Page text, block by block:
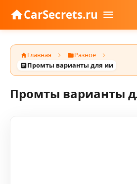
CarSecrets.ru
Главная
Разное
Промты варианты для ии
Промты варианты